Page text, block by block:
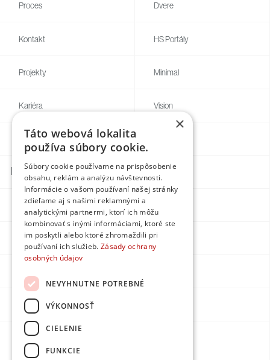
Proces
Kontakt
Projekty
Kariéra
Blog
Dvere
HS Portály
Minimal
Vision
Kontakty
Facebook
Instagram
Youtube
DPMarketing
×
Táto webová lokalita
používa súbory cookie.
Súbory cookie používame na prispôsobenie
obsahu, reklám a analýzu návštevnosti.
Informácie o vašom používaní našej stránky
zdieľame aj s našimi reklamnými a
analytickými partnermi, ktorí ich môžu
kombinovať s inými informáciami, ktoré ste
im poskytli alebo ktoré zhromaždili pri
používaní ich služieb. Zásady ochrany
osobných údajov
NEVYHNUTNE POTREBNÉ
VÝKONNOSŤ
CIELENIE
FUNKCIE